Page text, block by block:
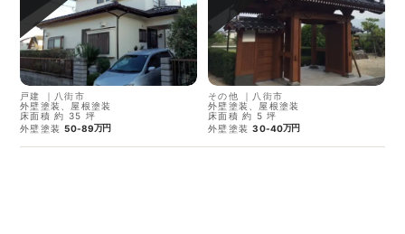
戸建 ｜
八街市
外壁塗装、屋根塗装
床面積 約 35 坪
外壁塗装 50-89万円
その他 ｜
八街市
外壁塗装、屋根塗装
床面積 約 5 坪
外壁塗装 30-40万円